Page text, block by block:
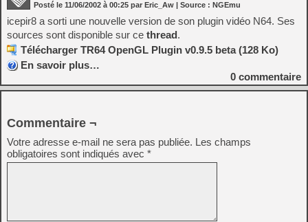
Posté le 11/06/2002 à 00:25 par Eric_Aw | Source : NGEmu
icepir8 a sorti une nouvelle version de son plugin vidéo N64. Ses
sources sont disponible sur ce thread.
Télécharger TR64 OpenGL Plugin v0.9.5 beta (128 Ko)
En savoir plus…
0 commentaire
Commentaire ¬
Votre adresse e-mail ne sera pas publiée. Les champs
obligatoires sont indiqués avec *